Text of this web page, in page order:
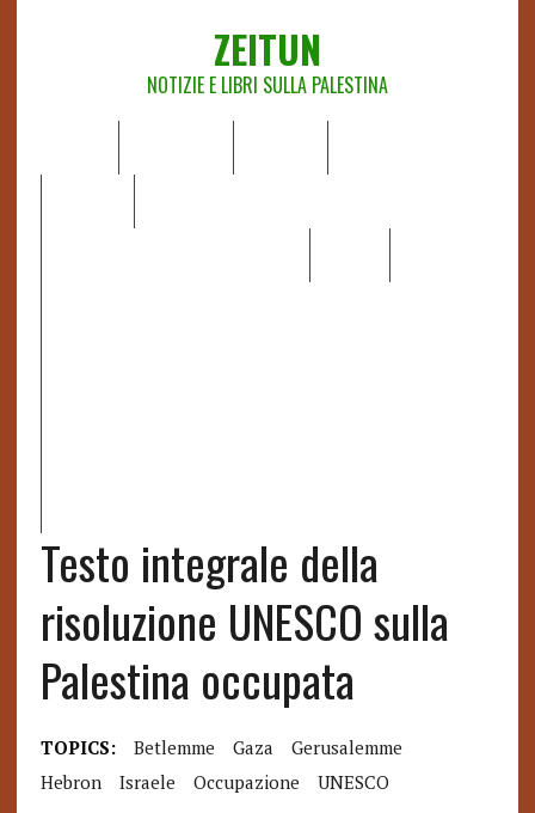
ZEITUN
NOTIZIE E LIBRI SULLA PALESTINA
Testo integrale della
risoluzione UNESCO sulla
Palestina occupata
TOPICS: Betlemme Gaza
Gerusalemme
Hebron
Israele Occupazione UNESCO